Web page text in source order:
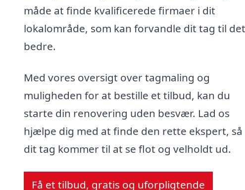
måde at finde kvalificerede firmaer i dit
lokalområde, som kan forvandle dit tag til det
bedre.
Med vores oversigt over tagmaling og
muligheden for at bestille et tilbud, kan du
starte din renovering uden besvær. Lad os
hjælpe dig med at finde den rette ekspert, så
dit tag kommer til at se flot og velholdt ud.
Få et tilbud, gratis og uforpligtende